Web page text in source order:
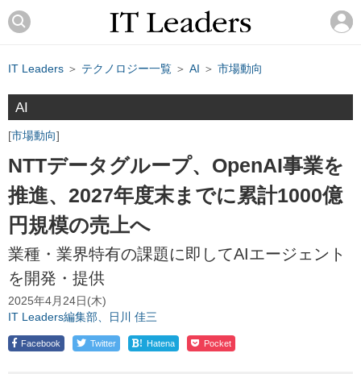
IT Leaders ＞ テクノロジー一覧 ＞ AI ＞ 市場動向
AI
市場動向
NTTデータグループ、OpenAI事業を
推進、2027年度末までに累計1000億
円規模の売上へ
業種・業界特有の課題に即してAIエージェント
を開発・提供
2025年4月24日(木)
IT Leaders編集部、日川 佳三
Facebook Twitter ! Hatena Pocket